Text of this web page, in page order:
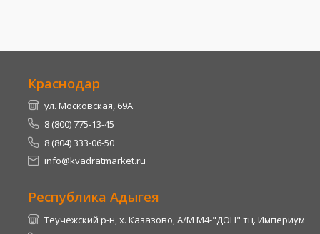
Краснодар
ул. Московская, 69А
8 (800) 775-13-45
8 (804) 333-06-50
info@kvadratmarket.ru
Республика Адыгея
Теучежский р-н, х. Казазово, А/М М4-"ДОН" тц. Империум